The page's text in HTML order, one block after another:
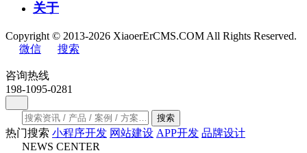
关于
Copyright © 2013-2026 XiaoerErCMS.COM All Rights Reserved.
微信
搜索
咨询热线
198-1095-0281
搜索
热门搜索 小程序开发 网站建设 APP开发 品牌设计
NEWS CENTER